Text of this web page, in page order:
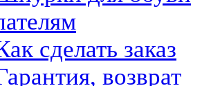
сделать заказ
возврат